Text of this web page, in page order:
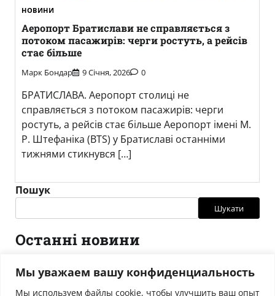
Мы уважаем вашу конфиденциальность
Мы используем файлы cookie, чтобы улучшить ваш опыт
НОВИНИ
Аеропорт Братислави не справляється з
потоком пасажирів: черги ростуть, а рейсів
стає більше
Марк Бондар 9 Січня, 2026 0
БРАТИСЛАВА. Аеропорт столиці не
справляється з потоком пасажирів: черги
ростуть, а рейсів стає більше Аеропорт імені М.
Р. Штефаніка (BTS) у Братиславі останніми
тижнями стикнувся […]
Пошук
Шукати
Останні новини
столицю: десятки ДТП та транспортний хаос